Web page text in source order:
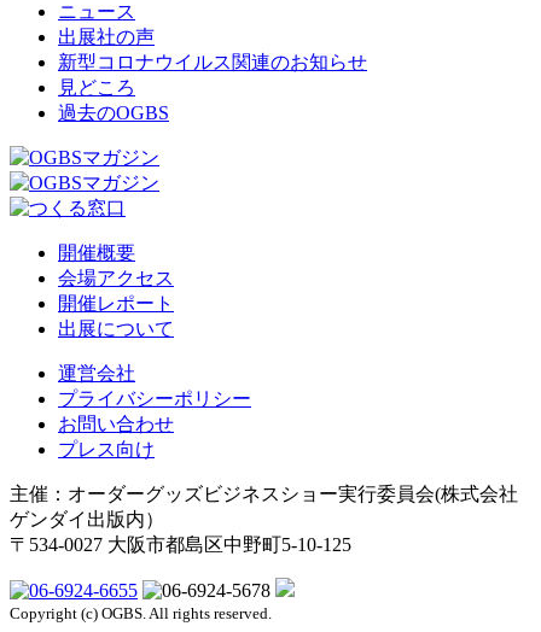
ニュース
出展社の声
新型コロナウイルス関連のお知らせ
見どころ
過去のOGBS
開催概要
会場アクセス
開催レポート
出展について
運営会社
プライバシーポリシー
お問い合わせ
プレス向け
主催：オーダーグッズビジネスショー実行委員会(株式会社
ゲンダイ出版内）
〒534-0027 大阪市都島区中野町5-10-125
Copyright (c) OGBS. All rights reserved.